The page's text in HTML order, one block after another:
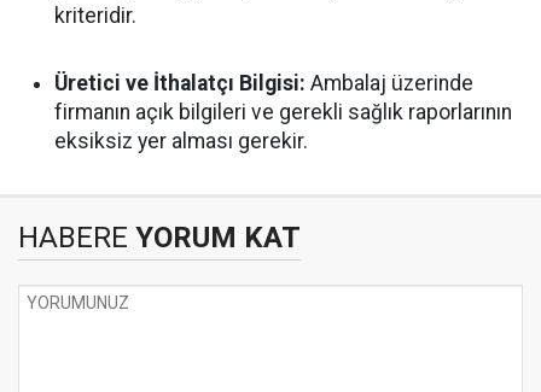
kriteridir.
Üretici ve İthalatçı Bilgisi: Ambalaj üzerinde
firmanın açık bilgileri ve gerekli sağlık raporlarının
eksiksiz yer alması gerekir.
HABERE YORUM KAT